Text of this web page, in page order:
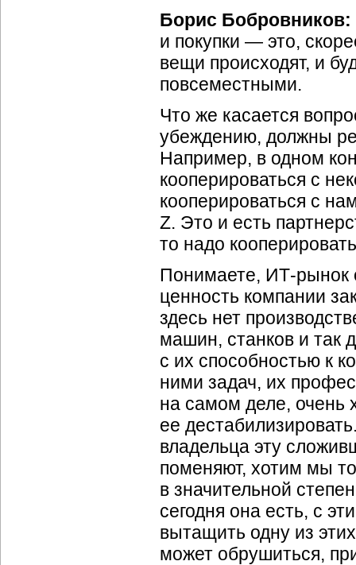
Борис Бобровников:
и покупки — это,
вещи происходят, и
повсеместными.
Что же касается
убеждению, должны
Например, в одном
кооперироваться с
кооперироваться с
Z. Это и есть
то надо
Понимаете, ИТ-рынок
ценность компании
здесь нет
машин, станков и так
с их способностью к
ними задач, их
на самом деле, очень
ее
владельца эту
поменяют, хотим мы
в значительной
сегодня она есть, с
вытащить одну из
может обрушиться,